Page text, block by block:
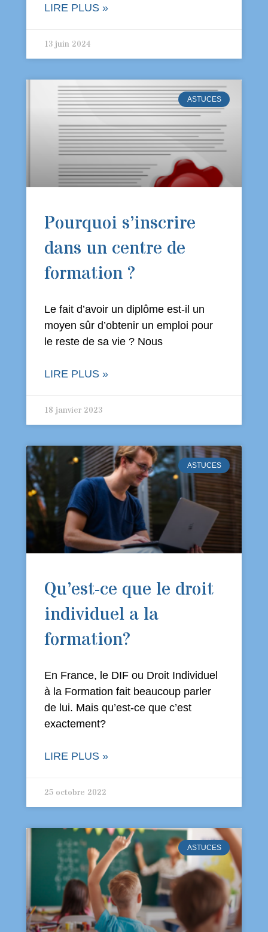
LIRE PLUS »
13 juin 2024
ASTUCES
Pourquoi s’inscrire
dans un centre de
formation ?
Le fait d’avoir un diplôme est-il un
moyen sûr d’obtenir un emploi pour
le reste de sa vie ? Nous
LIRE PLUS »
18 janvier 2023
ASTUCES
Qu’est-ce que le droit
individuel a la
formation?
En France, le DIF ou Droit Individuel
à la Formation fait beaucoup parler
de lui. Mais qu’est-ce que c’est
exactement?
LIRE PLUS »
25 octobre 2022
ASTUCES